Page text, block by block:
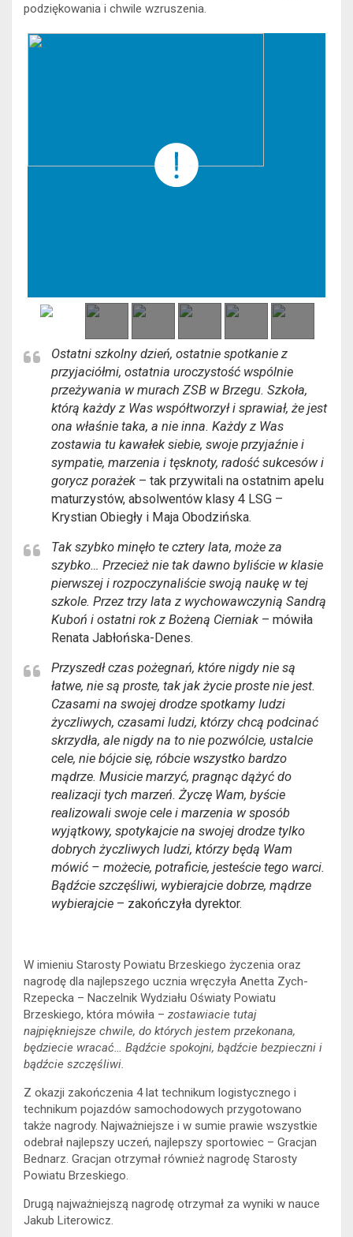
podziękowania i chwile wzruszenia.
Ostatni szkolny dzień, ostatnie spotkanie z
przyjaciółmi, ostatnia uroczystość wspólnie
przeżywania w murach ZSB w Brzegu. Szkoła,
którą każdy z Was współtworzył i sprawiał, że jest
ona właśnie taka, a nie inna. Każdy z Was
zostawia tu kawałek siebie, swoje przyjaźnie i
sympatie, marzenia i tęsknoty, radość sukcesów i
gorycz porażek – tak przywitali na ostatnim apelu
maturzystów, absolwentów klasy 4 LSG –
Krystian Obiegły i Maja Obodzińska.
Tak szybko minęło te cztery lata, może za
szybko… Przecież nie tak dawno byliście w klasie
pierwszej i rozpoczynaliście swoją naukę w tej
szkole. Przez trzy lata z wychowawczynią Sandrą
Kuboń i ostatni rok z Bożeną Cierniak – mówiła
Renata Jabłońska-Denes.
Przyszedł czas pożegnań, które nigdy nie są
łatwe, nie są proste, tak jak życie proste nie jest.
Czasami na swojej drodze spotkamy ludzi
życzliwych, czasami ludzi, którzy chcą podcinać
skrzydła, ale nigdy na to nie pozwólcie, ustalcie
cele, nie bójcie się, róbcie wszystko bardzo
mądrze. Musicie marzyć, pragnąc dążyć do
realizacji tych marzeń. Życzę Wam, byście
realizowali swoje cele i marzenia w sposób
wyjątkowy, spotykajcie na swojej drodze tylko
dobrych życzliwych ludzi, którzy będą Wam
mówić – możecie, potraficie, jesteście tego warci.
Bądźcie szczęśliwi, wybierajcie dobrze, mądrze
wybierajcie – zakończyła dyrektor.
W imieniu Starosty Powiatu Brzeskiego życzenia oraz
nagrodę dla najlepszego ucznia wręczyła Anetta Zych-
Rzepecka – Naczelnik Wydziału Oświaty Powiatu
Brzeskiego, która mówiła – zostawiacie tutaj
najpiękniejsze chwile, do których jestem przekonana,
będziecie wracać… Bądźcie spokojni, bądźcie bezpieczni i
bądźcie szczęśliwi.
Z okazji zakończenia 4 lat technikum logistycznego i
technikum pojazdów samochodowych przygotowano
także nagrody. Najważniejsze i w sumie prawie wszystkie
odebrał najlepszy uczeń, najlepszy sportowiec – Gracjan
Bednarz. Gracjan otrzymał również nagrodę Starosty
Powiatu Brzeskiego.
Drugą najważniejszą nagrodę otrzymał za wyniki w nauce
Jakub Literowicz.